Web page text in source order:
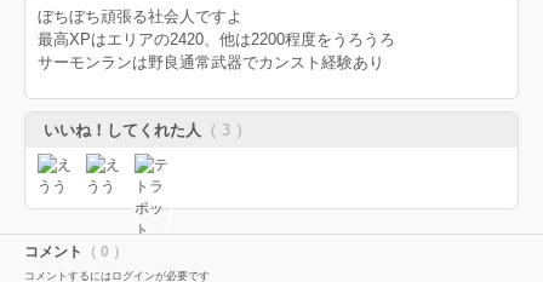
ぼちぼち頑張る社会人ですよ
最高XPはエリアの2420、他は2200程度をうろうろ
サーモンランは野良通常武器でカンスト経験あり
いいね！してくれた人 （ 3 ）
コメント （ 0 ）
コメントするにはログインが必要です